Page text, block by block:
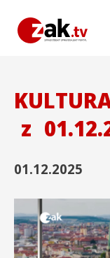
z
01.12.2025